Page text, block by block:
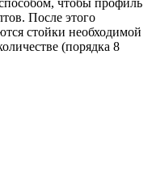
чтобы профиль
После этого
стойки необходимой
(порядка 8